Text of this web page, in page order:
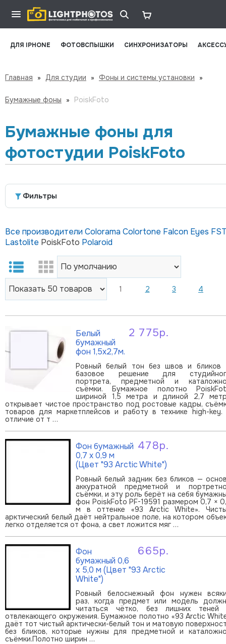
ДЛЯ IPHONE ФОТОВСПЫШКИ СИНХРОНИЗАТОРЫ
Главная » Для студии » Фоны и системы установки »
Бумажные фоны » PoiskFoto
Бумажные фоны для
фотостудии PoiskFoto
Фильтры
Все производители Colorama Colortone Falcon Eyes
Lastolite PoiskFoto Polaroid
1 2 3 4
2 775р.
Белый
бумажный
фон 1,5х2,7м.
Ровный белый тон без швов и бликов
базовое решение для
портрета, предметной и
съёмки. Бумажное полотно
шириной 1,5 метра и длиной 2,7
открывает чистое пространство под ростовые кадры,
товаров для маркетплейсов и работу в технике high-key.
отличие от т …
478р.
Фон бумажный
0,7 х 0,9 м
(Цвет "93 Arctic White")
Ровный белый задник без бликов —
аккуратной предметной и
съёмки, и эту роль берёт на себя
фон PoiskFoto PF-19591 размером 0,7 ×
м в оттенке «93 Arctic White».
арктический белый даёт нейтральное поле, на котором
легко отделяется от фона, а свет ложится мяг …
665р.
Фон
бумажный 0,6
х 5,0 м (Цвет "93 Arctic
White")
Ровный белоснежный фон нужен
раз, когда предмет или модель
читаться чётко, без лишних теней
отвлекающего окружения. Бумажное полотно «93 Arctic
даёт тот чистый арктически-белый тон и матовую
без бликов, которые нужны для предметной и
съёмки.Полотно ширин …